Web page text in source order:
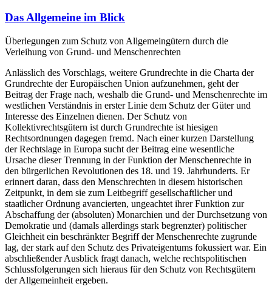
Das Allgemeine im Blick
Überlegungen zum Schutz von Allgemeingütern durch die
Verleihung von Grund- und Menschenrechten
Anlässlich des Vorschlags, weitere Grundrechte in die Charta der
Grundrechte der Europäischen Union aufzunehmen, geht der
Beitrag der Frage nach, weshalb die Grund- und Menschenrechte im
westlichen Verständnis in erster Linie dem Schutz der Güter und
Interesse des Einzelnen dienen. Der Schutz von
Kollektivrechtsgütern ist durch Grundrechte ist hiesigen
Rechtsordnungen dagegen fremd. Nach einer kurzen Darstellung
der Rechtslage in Europa sucht der Beitrag eine wesentliche
Ursache dieser Trennung in der Funktion der Menschenrechte in
den bürgerlichen Revolutionen des 18. und 19. Jahrhunderts. Er
erinnert daran, dass den Menschrechten in diesem historischen
Zeitpunkt, in dem sie zum Leitbegriff gesellschaftlicher und
staatlicher Ordnung avancierten, ungeachtet ihrer Funktion zur
Abschaffung der (absoluten) Monarchien und der Durchsetzung von
Demokratie und (damals allerdings stark begrenzter) politischer
Gleichheit ein beschränkter Begriff der Menschenrechte zugrunde
lag, der stark auf den Schutz des Privateigentums fokussiert war. Ein
abschließender Ausblick fragt danach, welche rechtspolitischen
Schlussfolgerungen sich hieraus für den Schutz von Rechtsgütern
der Allgemeinheit ergeben.